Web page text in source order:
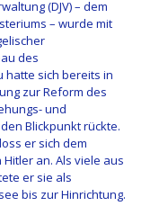
(DJV) – dem
– wurde mit
des
hatte sich bereits in
zur Reform des
und
Blickpunkt rückte.
er sich dem
an. Als viele aus
er sie als
bis zur Hinrichtung.